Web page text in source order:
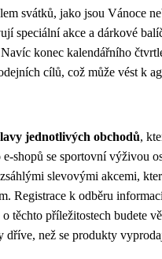
svátků, jako jsou Vánoce
speciální akce a dárkové
konec kalendářního
cílů, což může vést k
jednotlivých obchodů,
shopů se sportovní výživou
slevovými akcemi,
Registrace k odběru
těchto příležitostech budete
dříve, než se produkty